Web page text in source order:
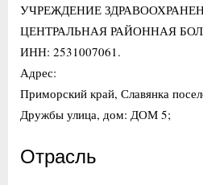
УЧРЕЖДЕНИЕ
ЦЕНТРАЛЬНАЯ РАЙОННАЯ
ИНН: 2531007061.
Адрес:
Приморский край, Славянка
Дружбы улица, дом: ДОМ 5;
Отрасль